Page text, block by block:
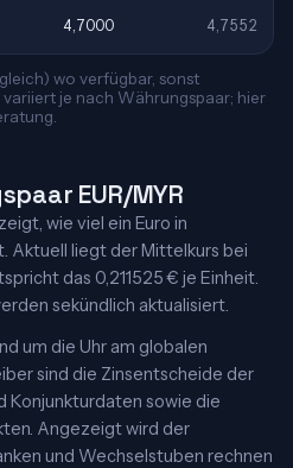
4,7000 4,7552
wo verfügbar, sonst
je nach Währungspaar; hier
EUR/MYR
wie viel ein Euro in
Aktuell liegt der Mittelkurs bei
das 0,211525 € je Einheit.
sekündlich aktualisiert.
um die Uhr am globalen
sind die Zinsentscheide der
Konjunkturdaten sowie die
Angezeigt wird der
und Wechselstuben rechnen